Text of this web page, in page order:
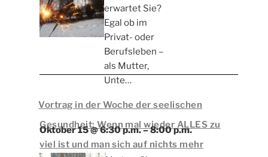
erwartet Sie?
Egal ob im
Privat- oder
Berufsleben –
als Mutter,
Unte…
Vortrag in der Woche der seelischen
Gesundheit: Wenn mal wieder ALLES zu
viel ist und man sich auf nichts mehr
Oktober 15 @ 6:30 p.m.–8:00 p.m.